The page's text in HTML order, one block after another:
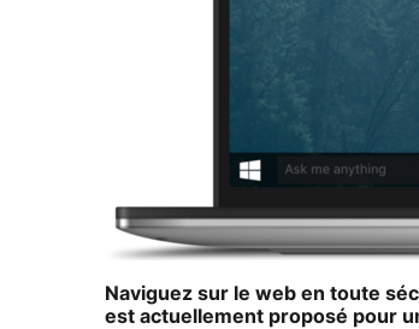
Naviguez sur le web en toute
est actuellement proposé pour